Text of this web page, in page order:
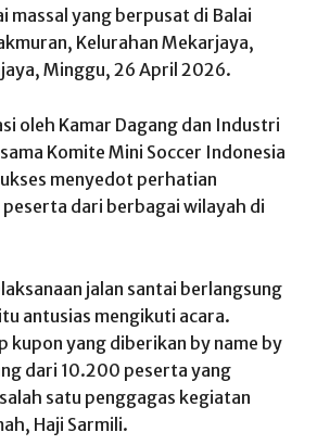
massal yang berpusat di Balai
Kelurahan Mekarjaya,
Minggu, 26 April 2026.
oleh Kamar Dagang dan Industri
Komite Mini Soccer Indonesia
menyedot perhatian
dari berbagai wilayah di
jalan santai berlangsung
antusias mengikuti acara.
kupon yang diberikan by name by
dari 10.200 peserta yang
satu penggagas kegiatan
Haji Sarmili.